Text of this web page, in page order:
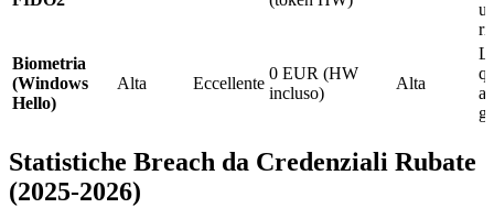
Biometria
(Windows
Hello)
Alta Eccellente
0 EUR (HW
incluso)
Alta
al
Statistiche Breach da Credenziali Rubate
(2025-2026)